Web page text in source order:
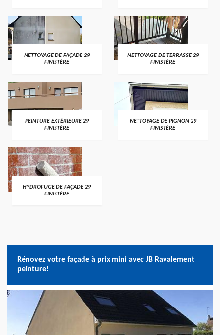
NETTOYAGE DE FAÇADE 29
FINISTÈRE
NETTOYAGE DE TERRASSE 29
FINISTÈRE
PEINTURE EXTÉRIEURE 29
FINISTÈRE
NETTOYAGE DE PIGNON 29
FINISTÈRE
HYDROFUGE DE FAÇADE 29
FINISTÈRE
Rénovez votre façade à prix mini avec JB Ravalement
peinture!